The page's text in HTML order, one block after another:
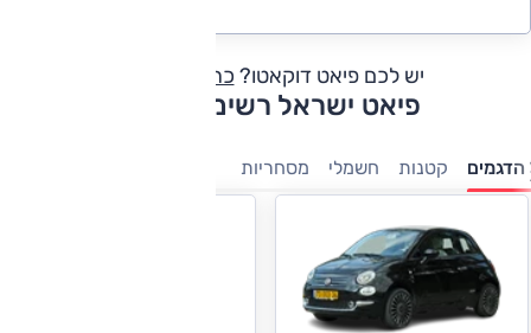
יש לכם פיאט דוקאטו? כתבו חוות דעת
פיאט ישראל רשימת דגמים
הדגמים קטנות חשמלי מסחריות